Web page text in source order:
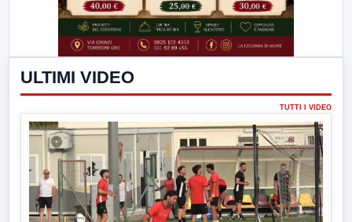
ULTIMI VIDEO
TUTTI I VIDEO